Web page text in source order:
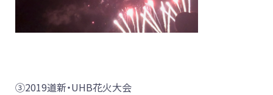
③2019道新・UHB花火大会